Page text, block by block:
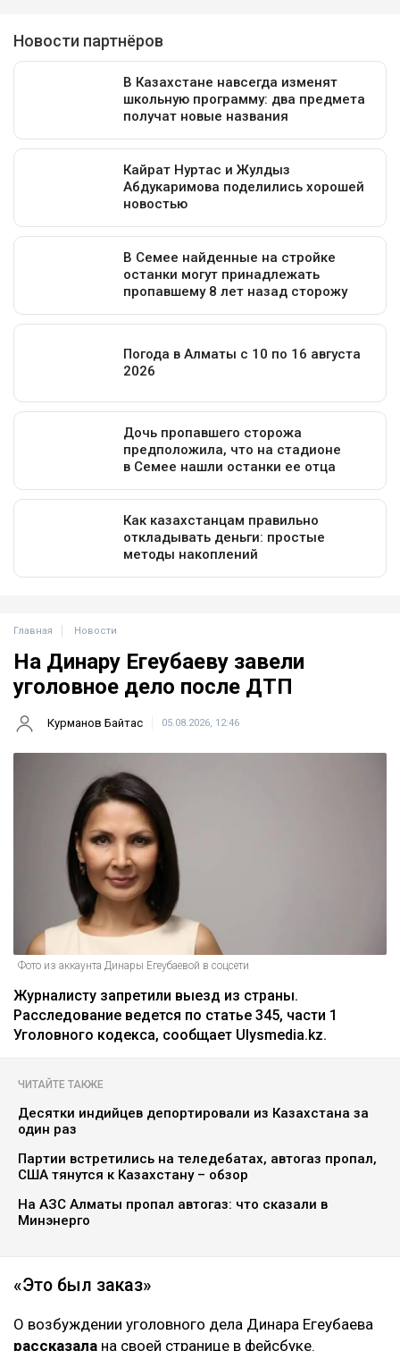
Главная Новости
На Динару Егеубаеву завели
уголовное дело после ДТП
Курманов Байтас 05.08.2026, 12:46
Фото из аккаунта Динары Егеубаевой в соцсети
Журналисту запретили выезд из страны.
Расследование ведется по статье 345, части 1
Уголовного кодекса, сообщает Ulysmedia.kz.
ЧИТАЙТЕ ТАКЖЕ
Десятки индийцев депортировали из Казахстана за
один раз
Партии встретились на теледебатах, автогаз пропал,
США тянутся к Казахстану – обзор
На АЗС Алматы пропал автогаз: что сказали в
Минэнерго
«Это был заказ»
О возбуждении уголовного дела Динара Егеубаева
рассказала на своей странице в фейсбуке.